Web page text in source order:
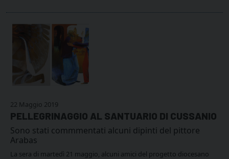
22 Maggio 2019
PELLEGRINAGGIO AL SANTUARIO DI CUSSANIO
Sono stati commmentati alcuni dipinti del pittore
Arabas
La sera di martedì 21 maggio, alcuni amici del progetto diocesano